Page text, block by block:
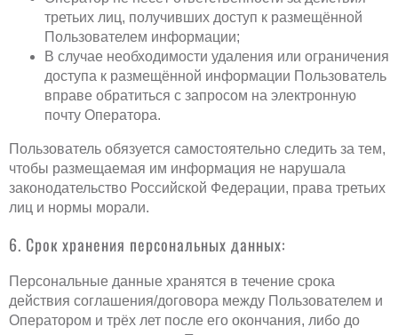
третьих лиц, получивших доступ к размещённой
Пользователем информации;
В случае необходимости удаления или ограничения
доступа к размещённой информации Пользователь
вправе обратиться с запросом на электронную
почту Оператора.
Пользователь обязуется самостоятельно следить за тем,
чтобы размещаемая им информация не нарушала
законодательство Российской Федерации, права третьих
лиц и нормы морали.
6. Срок хранения персональных данных:
Персональные данные хранятся в течение срока
действия соглашения/договора между Пользователем и
Оператором и трёх лет после его окончания, либо до